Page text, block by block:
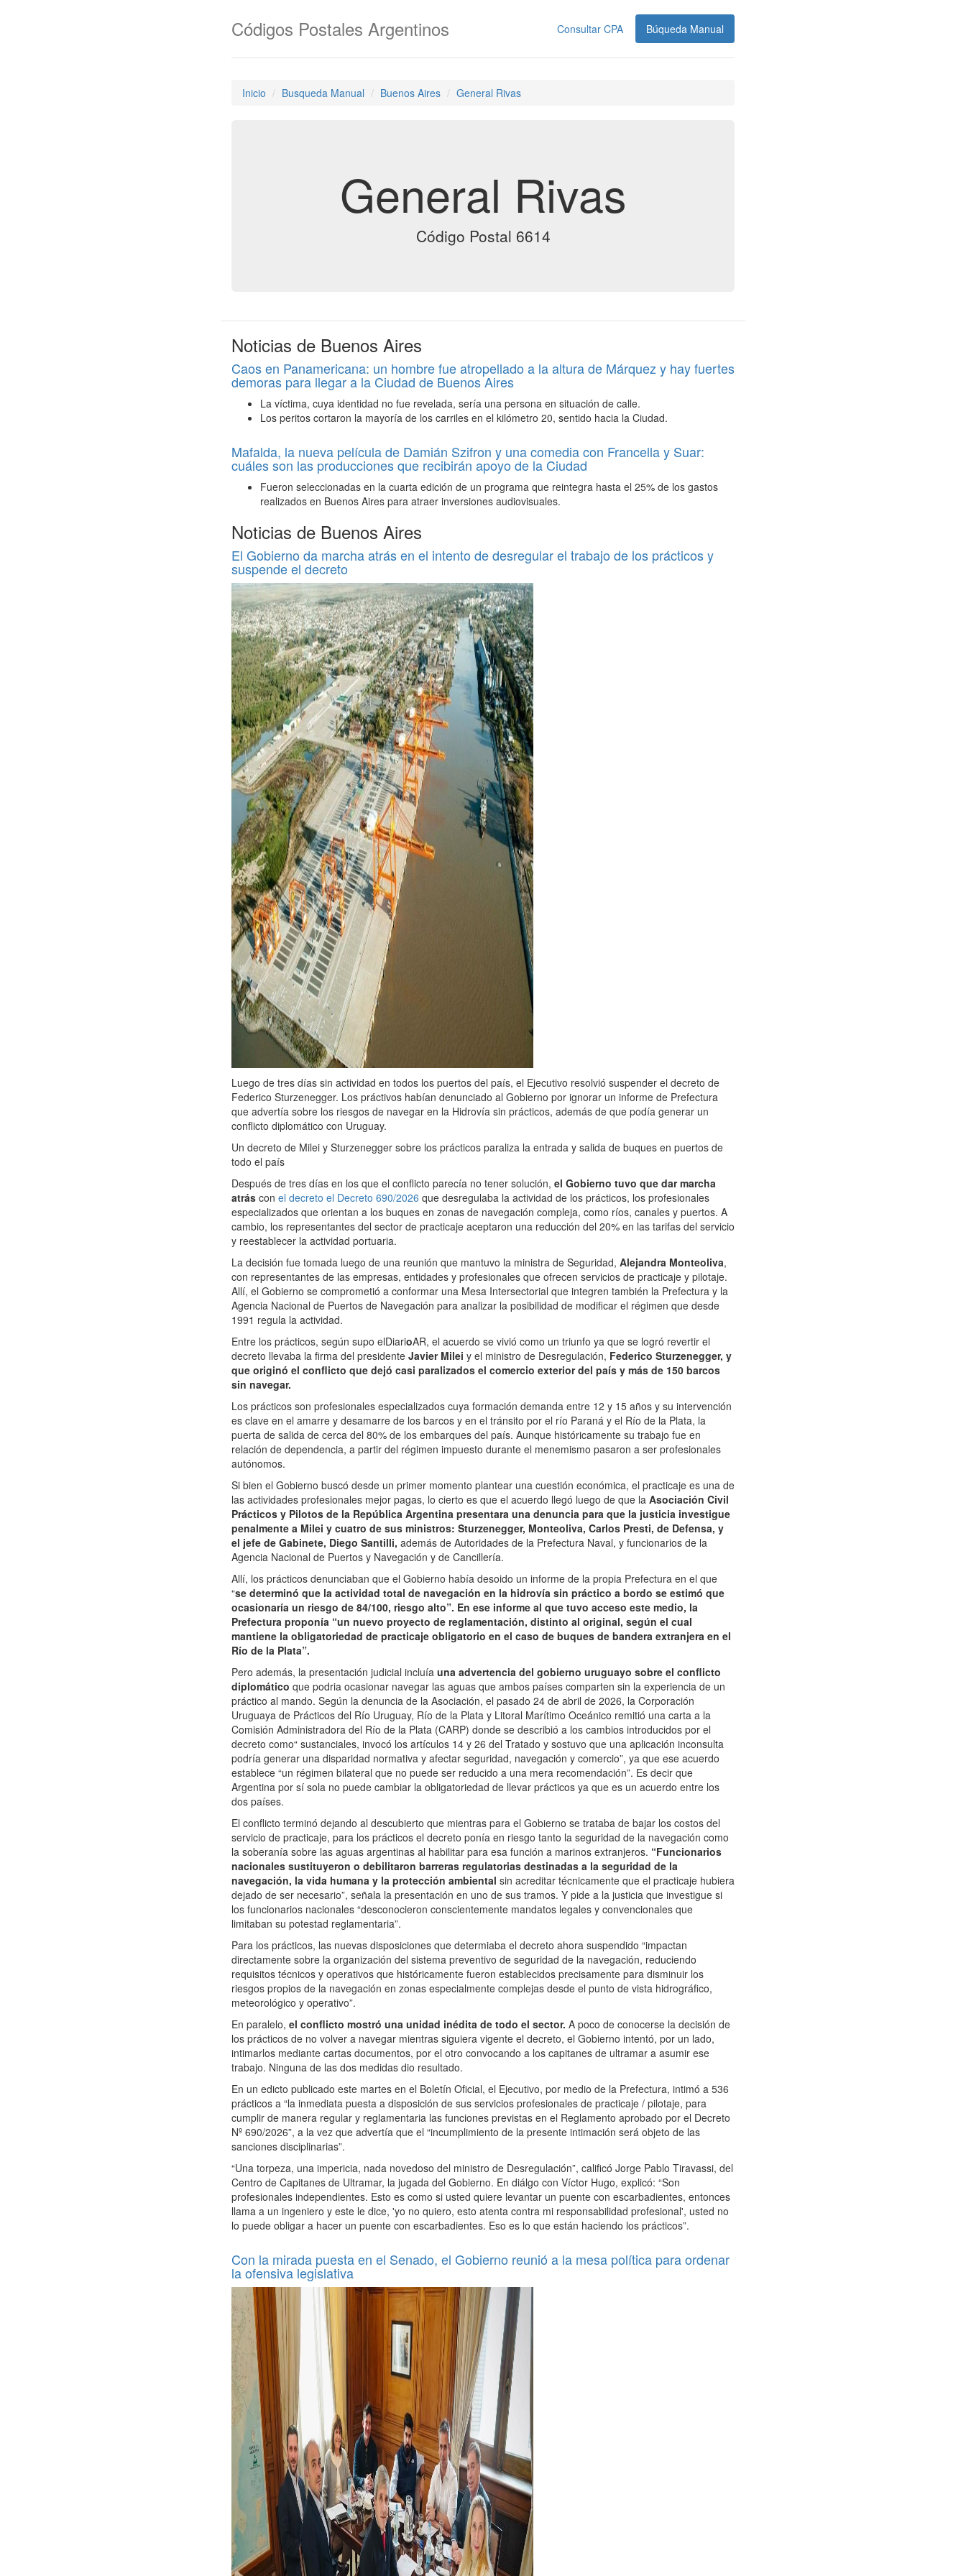
Consultar CPA Búqueda Manual
Códigos Postales Argentinos
Inicio Busqueda Manual Buenos Aires General Rivas
General Rivas
Código Postal 6614
Noticias de Buenos Aires
Caos en Panamericana: un hombre fue atropellado a la altura de Márquez y hay fuertes
demoras para llegar a la Ciudad de Buenos Aires
La víctima, cuya identidad no fue revelada, sería una persona en situación de calle.
Los peritos cortaron la mayoría de los carriles en el kilómetro 20, sentido hacia la Ciudad.
Mafalda, la nueva película de Damián Szifron y una comedia con Francella y Suar:
cuáles son las producciones que recibirán apoyo de la Ciudad
Fueron seleccionadas en la cuarta edición de un programa que reintegra hasta el 25% de los gastos
realizados en Buenos Aires para atraer inversiones audiovisuales.
Noticias de Buenos Aires
El Gobierno da marcha atrás en el intento de desregular el trabajo de los prácticos y
suspende el decreto
Luego de tres días sin actividad en todos los puertos del país, el Ejecutivo resolvió suspender el decreto de
Federico Sturzenegger. Los práctivos habían denunciado al Gobierno por ignorar un informe de Prefectura
que advertía sobre los riesgos de navegar en la Hidrovía sin prácticos, además de que podía generar un
conflicto diplomático con Uruguay.
Un decreto de Milei y Sturzenegger sobre los prácticos paraliza la entrada y salida de buques en puertos de
todo el país
Después de tres días en los que el conflicto parecía no tener solución, el Gobierno tuvo que dar marcha
atrás con el decreto el Decreto 690/2026 que desregulaba la actividad de los prácticos, los profesionales
especializados que orientan a los buques en zonas de navegación compleja, como ríos, canales y puertos. A
cambio, los representantes del sector de practicaje aceptaron una reducción del 20% en las tarifas del servicio
y reestablecer la actividad portuaria.
La decisión fue tomada luego de una reunión que mantuvo la ministra de Seguridad, Alejandra Monteoliva,
con representantes de las empresas, entidades y profesionales que ofrecen servicios de practicaje y pilotaje.
Allí, el Gobierno se comprometió a conformar una Mesa Intersectorial que integren también la Prefectura y la
Agencia Nacional de Puertos de Navegación para analizar la posibilidad de modificar el régimen que desde
1991 regula la actividad.
Entre los prácticos, según supo elDiarioAR, el acuerdo se vivió como un triunfo ya que se logró revertir el
decreto llevaba la firma del presidente Javier Milei y el ministro de Desregulación, Federico Sturzenegger, y
que originó el conflicto que dejó casi paralizados el comercio exterior del país y más de 150 barcos
sin navegar.
Los prácticos son profesionales especializados cuya formación demanda entre 12 y 15 años y su intervención
es clave en el amarre y desamarre de los barcos y en el tránsito por el río Paraná y el Río de la Plata, la
puerta de salida de cerca del 80% de los embarques del país. Aunque históricamente su trabajo fue en
relación de dependencia, a partir del régimen impuesto durante el menemismo pasaron a ser profesionales
autónomos.
Si bien el Gobierno buscó desde un primer momento plantear una cuestión económica, el practicaje es una de
las actividades profesionales mejor pagas, lo cierto es que el acuerdo llegó luego de que la Asociación Civil
Prácticos y Pilotos de la República Argentina presentara una denuncia para que la justicia investigue
penalmente a Milei y cuatro de sus ministros: Sturzenegger, Monteoliva, Carlos Presti, de Defensa, y
el jefe de Gabinete, Diego Santilli, además de Autoridades de la Prefectura Naval, y funcionarios de la
Agencia Nacional de Puertos y Navegación y de Cancillería.
Allí, los prácticos denunciaban que el Gobierno había desoido un informe de la propia Prefectura en el que
“se determinó que la actividad total de navegación en la hidrovía sin práctico a bordo se estimó que
ocasionaría un riesgo de 84/100, riesgo alto”. En ese informe al que tuvo acceso este medio, la
Prefectura proponía “un nuevo proyecto de reglamentación, distinto al original, según el cual
mantiene la obligatoriedad de practicaje obligatorio en el caso de buques de bandera extranjera en el
Río de la Plata”.
Pero además, la presentación judicial incluía una advertencia del gobierno uruguayo sobre el conflicto
diplomático que podria ocasionar navegar las aguas que ambos países comparten sin la experiencia de un
práctico al mando. Según la denuncia de la Asociación, el pasado 24 de abril de 2026, la Corporación
Uruguaya de Prácticos del Río Uruguay, Río de la Plata y Litoral Marítimo Oceánico remitió una carta a la
Comisión Administradora del Río de la Plata (CARP) donde se describió a los cambios introducidos por el
decreto como“ sustanciales, invocó los artículos 14 y 26 del Tratado y sostuvo que una aplicación inconsulta
podría generar una disparidad normativa y afectar seguridad, navegación y comercio”, ya que ese acuerdo
establece “un régimen bilateral que no puede ser reducido a una mera recomendación”. Es decir que
Argentina por sí sola no puede cambiar la obligatoriedad de llevar prácticos ya que es un acuerdo entre los
dos países.
El conflicto terminó dejando al descubierto que mientras para el Gobierno se trataba de bajar los costos del
servicio de practicaje, para los prácticos el decreto ponía en riesgo tanto la seguridad de la navegación como
la soberanía sobre las aguas argentinas al habilitar para esa función a marinos extranjeros. “Funcionarios
nacionales sustituyeron o debilitaron barreras regulatorias destinadas a la seguridad de la
navegación, la vida humana y la protección ambiental sin acreditar técnicamente que el practicaje hubiera
dejado de ser necesario”, señala la presentación en uno de sus tramos. Y pide a la justicia que investigue si
los funcionarios nacionales “desconocieron conscientemente mandatos legales y convencionales que
limitaban su potestad reglamentaria”.
Para los prácticos, las nuevas disposiciones que determiaba el decreto ahora suspendido “impactan
directamente sobre la organización del sistema preventivo de seguridad de la navegación, reduciendo
requisitos técnicos y operativos que históricamente fueron establecidos precisamente para disminuir los
riesgos propios de la navegación en zonas especialmente complejas desde el punto de vista hidrográfico,
meteorológico y operativo”.
En paralelo, el conflicto mostró una unidad inédita de todo el sector. A poco de conocerse la decisión de
los prácticos de no volver a navegar mientras siguiera vigente el decreto, el Gobierno intentó, por un lado,
intimarlos mediante cartas documentos, por el otro convocando a los capitanes de ultramar a asumir ese
trabajo. Ninguna de las dos medidas dio resultado.
En un edicto publicado este martes en el Boletín Oficial, el Ejecutivo, por medio de la Prefectura, intimó a 536
prácticos a “la inmediata puesta a disposición de sus servicios profesionales de practicaje / pilotaje, para
cumplir de manera regular y reglamentaria las funciones previstas en el Reglamento aprobado por el Decreto
Nº 690/2026”, a la vez que advertía que el “incumplimiento de la presente intimación será objeto de las
sanciones disciplinarias”.
“Una torpeza, una impericia, nada novedoso del ministro de Desregulación”, calificó Jorge Pablo Tiravassi, del
Centro de Capitanes de Ultramar, la jugada del Gobierno. En diálgo con Víctor Hugo, explicó: “Son
profesionales independientes. Esto es como si usted quiere levantar un puente con escarbadientes, entonces
llama a un ingeniero y este le dice, 'yo no quiero, esto atenta contra mi responsabilidad profesional', usted no
lo puede obligar a hacer un puente con escarbadientes. Eso es lo que están haciendo los prácticos”.
Con la mirada puesta en el Senado, el Gobierno reunió a la mesa política para ordenar
la ofensiva legislativa